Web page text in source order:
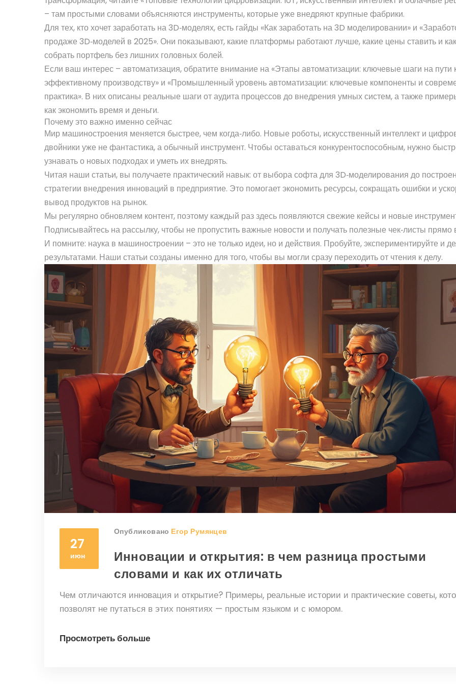
– там простыми словами объясняются инструменты, которые уже внедряют крупные фабрики.
Для тех, кто хочет заработать на 3D‑моделях, есть гайды «Как заработать на 3D моделировании» и
продаже 3D‑моделей в 2025». Они показывают, какие платформы работают лучше, какие цены ставить и как
собрать портфель без лишних головных болей.
Если ваш интерес – автоматизация, обратите внимание на «Этапы автоматизации: ключевые шаги на пути
эффективному производству» и «Промышленный уровень автоматизации: ключевые компоненты и
практика». В них описаны реальные шаги от аудита процессов до внедрения умных систем, а также
как экономить время и деньги.
Почему это важно именно сейчас
Мир машиностроения меняется быстрее, чем когда‑либо. Новые роботы, искусственный интеллект и
двойники уже не фантастика, а обычный инструмент. Чтобы оставаться конкурентоспособным, нужно
узнавать о новых подходах и уметь их внедрять.
Читая наши статьи, вы получаете практический навык: от выбора софта для 3D‑моделирования до
стратегии внедрения инноваций в предприятие. Это помогает экономить ресурсы, сокращать ошибки и
вывод продуктов на рынок.
Мы регулярно обновляем контент, поэтому каждый раз здесь появляются свежие кейсы и новые
Подписывайтесь на рассылку, чтобы не пропустить важные новости и получать полезные чек‑листы прямо
И помните: наука в машиностроении – это не только идеи, но и действия. Пробуйте, экспериментируйте и
результатами. Наши статьи созданы именно для того, чтобы вы могли сразу переходить от чтения к делу.
27
июн
Опубликовано Егор Румянцев
Инновации и открытия: в чем разница простыми
словами и как их отличать
Чем отличаются инновация и открытие? Примеры, реальные истории и практические советы,
позволят не путаться в этих понятиях — простым языком и с юмором.
Просмотреть больше